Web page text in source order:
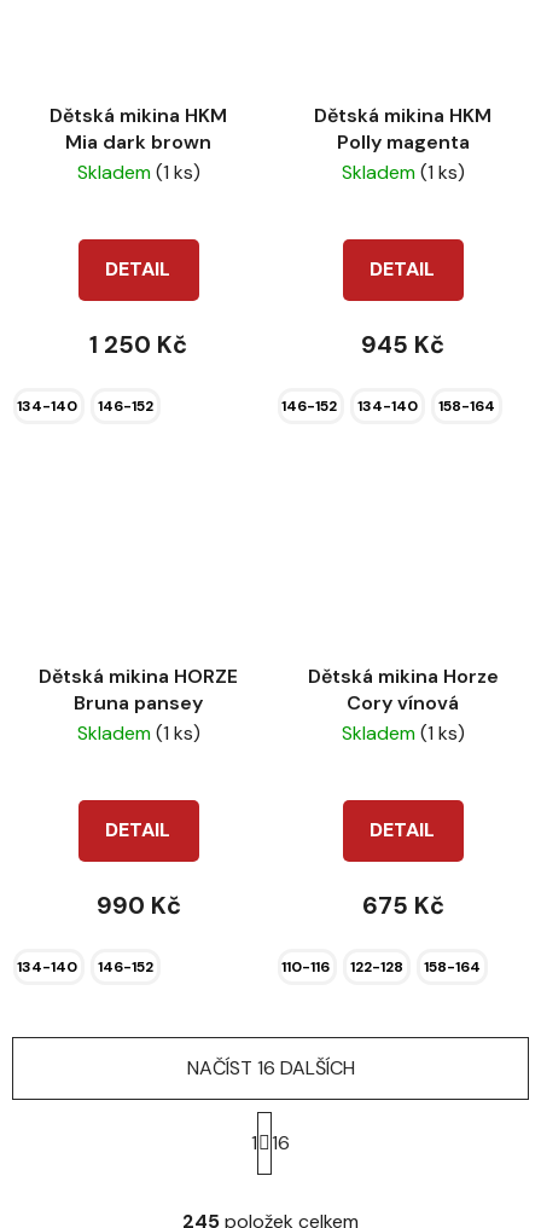
Dětská mikina HKM
Mia dark brown
Skladem(1 ks)
DETAIL
1 250 Kč
134-140 146-152
Dětská mikina HKM
Polly magenta
Skladem(1 ks)
DETAIL
945 Kč
146-152 134-140 158-164
Dětská mikina HORZE
Bruna pansey
Skladem(1 ks)
DETAIL
990 Kč
134-140 146-152
Dětská mikina Horze
Cory vínová
Skladem(1 ks)
DETAIL
675 Kč
110-116 122-128 158-164
O
v
NAČÍST 16 DALŠÍCH
S
t
r
á
1 16
245položek celkem